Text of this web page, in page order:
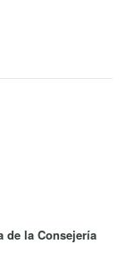
de la Consejería